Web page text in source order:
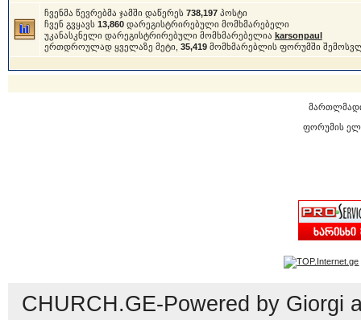
ჩვენმა წევრებმა ჯამში დაწერეს 738,197პოსტი
ჩვენ გვყავს 13,860დარეგისტრირებული მომხმარებელი
უკანასკნელი დარეგისტრირებული მომხმარებელია karsonpaul
ერთდროულად ყველაზე მეტი, 35,419მომხმარებლის ფორუმში
ფორუმის
CHURCH.GE-Powered by Giorgi